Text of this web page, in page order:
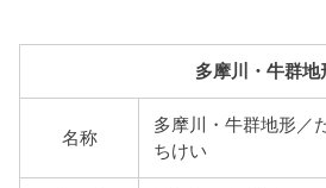
多摩川・牛群地
名称
多摩川・牛群地形／
ちけい